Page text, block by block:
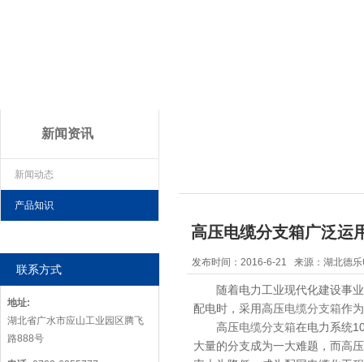
新闻资讯
新闻动态
产品知识
联系方式
地址:
湖北省广水市应山工业园区腾飞
路888号
高压电缆分支箱广泛运
发布时间：2016-6-21 来源：湖北德
随着电力工业现代化建设事业的
配电时，采用高压电缆分支箱作
高压电缆分支箱在电力系统
大量的分支成为一大难题，而高压